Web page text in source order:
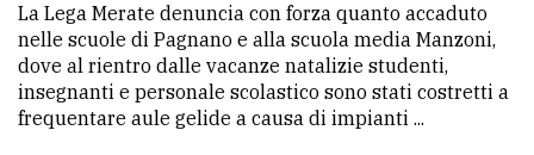
La Lega Merate denuncia con forza quanto accaduto
nelle scuole di Pagnano e alla scuola media Manzoni,
dove al rientro dalle vacanze natalizie studenti,
insegnanti e personale scolastico sono stati costretti a
frequentare aule gelide a causa di impianti ...